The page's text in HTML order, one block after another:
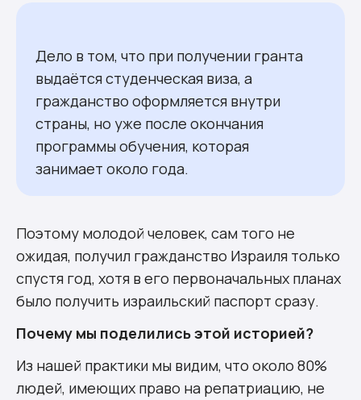
Дело в том, что при получении гранта
выдаётся студенческая виза, а
гражданство оформляется внутри
страны, но уже после окончания
программы обучения, которая
занимает около года.
Поэтому молодой человек, сам того не
ожидая, получил гражданство Израиля только
спустя год, хотя в его первоначальных планах
было получить израильский паспорт сразу.
Почему мы поделились этой историей?
Из нашей практики мы видим, что около 80%
людей, имеющих право на репатриацию, не